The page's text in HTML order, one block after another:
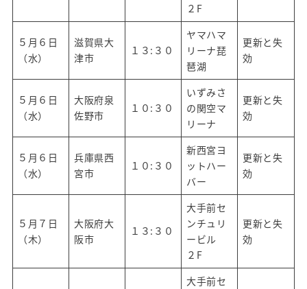
２F
５月６日
（水）
滋賀県大
津市
１３:３０
ヤマハマ
リーナ琵
琶湖
更新と失
効
５月６日
（水）
大阪府泉
佐野市
１０:３０
いずみさ
の関空マ
リーナ
更新と失
効
５月６日
（水）
兵庫県西
宮市
１０:３０
新西宮ヨ
ットハー
バー
更新と失
効
５月７日
（木）
大阪府大
阪市
１３:３０
大手前セ
ンチュリ
ービル
２F
更新と失
効
大手前セ